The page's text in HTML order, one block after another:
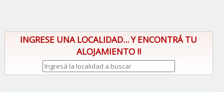
INGRESE UNA LOCALIDAD... Y ENCONTRÁ TU
ALOJAMIENTO !!